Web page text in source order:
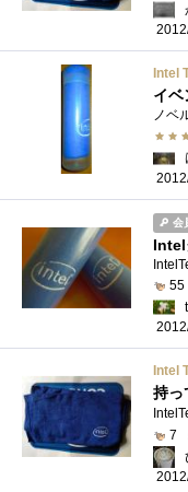
イベ
会
Intel
55
持っ
7